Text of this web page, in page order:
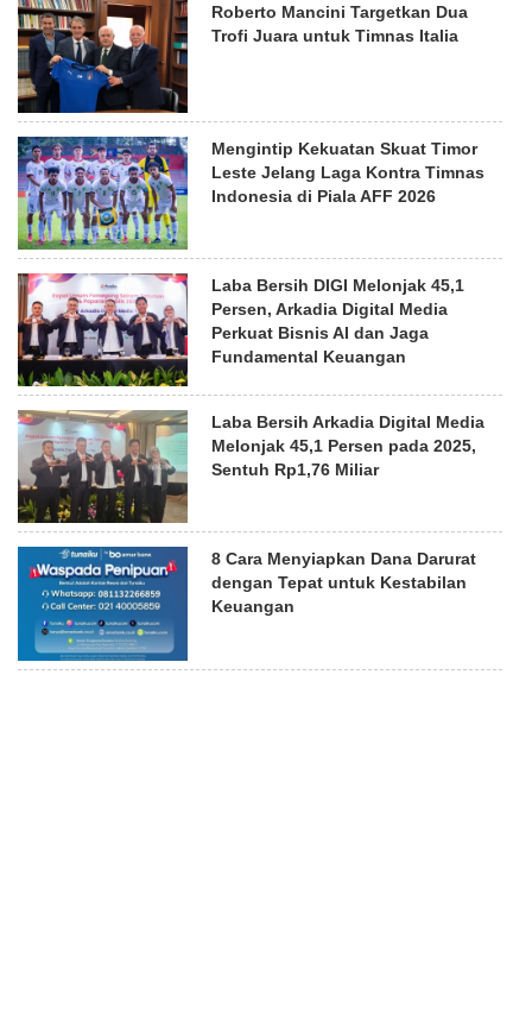
Roberto Mancini Targetkan Dua
Trofi Juara untuk Timnas Italia
Mengintip Kekuatan Skuat Timor
Leste Jelang Laga Kontra Timnas
Indonesia di Piala AFF 2026
Laba Bersih DIGI Melonjak 45,1
Persen, Arkadia Digital Media
Perkuat Bisnis AI dan Jaga
Fundamental Keuangan
Laba Bersih Arkadia Digital Media
Melonjak 45,1 Persen pada 2025,
Sentuh Rp1,76 Miliar
8 Cara Menyiapkan Dana Darurat
dengan Tepat untuk Kestabilan
Keuangan